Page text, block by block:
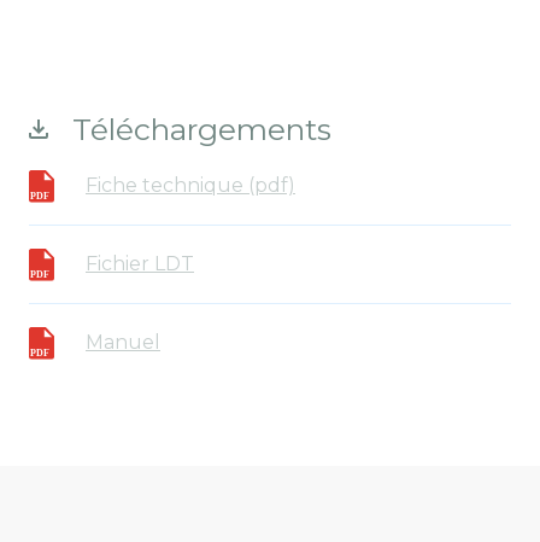
Téléchargements
Fiche technique (pdf)
Fichier LDT
Manuel